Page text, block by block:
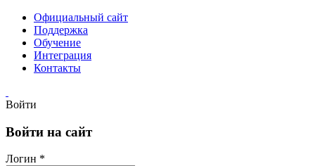
Официальный сайт
Поддержка
Обучение
Интеграция
Контакты
Войти
Войти на сайт
Логин *